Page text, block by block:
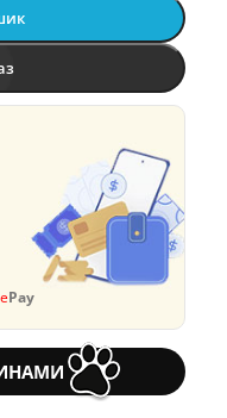
ePay